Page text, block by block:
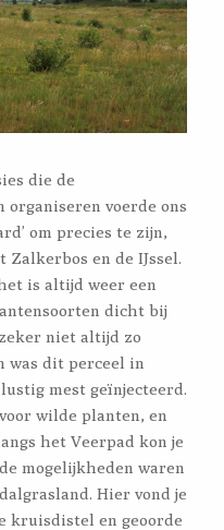
die de
voerde ons
om precies te zijn,
en de IJssel.
is altijd weer een
dicht bij
niet altijd zo
was dit perceel in
mest geïnjecteerd.
wilde planten, en
het Veerpad kon je
mogelijkheden waren
Hier vond je
kruisdistel en geoorde